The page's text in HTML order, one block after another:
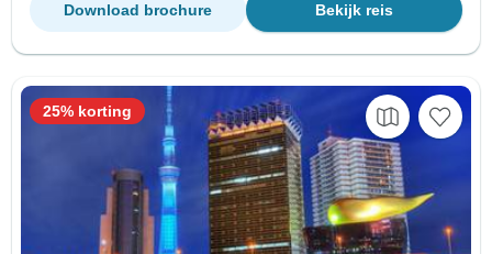
Bekijk reis
Download brochure
25% korting